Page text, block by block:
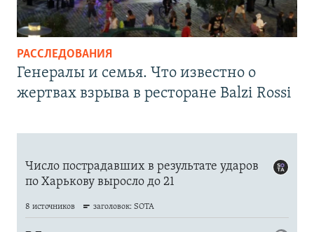
РАССЛЕДОВАНИЯ
Генералы и семья. Что известно о
жертвах взрыва в ресторане Balzi Rossi